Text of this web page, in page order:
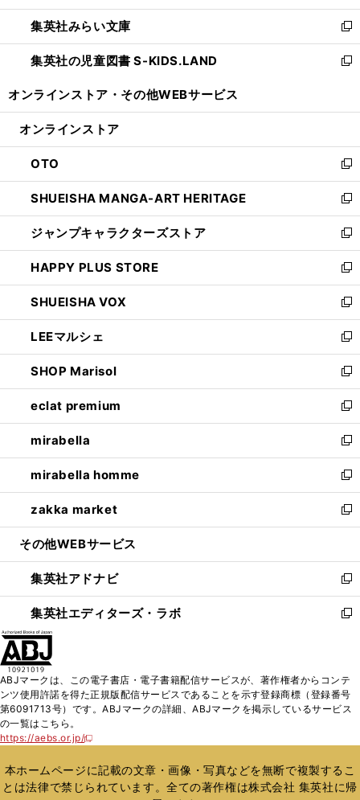
開
く
ウ
で
開
く
ン
ド
ウ
で
ウ
ィ
ン
ド
開
集英社みらい文庫
新
し
い
ン
ウ
で
開
く
集英社の児童図書 S-KIDS.LAND
新
ウ
ン
ド
ウ
で
開
く
オンラインストア・ その他WEBサービス
オンラインストア
OTO
新
し
い
ウ
ィ
ン
ド
ウ
で
開
く
SHUEISHA MANGA-ART HERITAGE
新
し
い
ウ
ィ
ン
ド
ウ
で
開
く
ジャンプキャラクターズストア
新
し
い
ウ
ィ
ン
ド
ウ
で
開
く
HAPPY PLUS STORE
新
し
い
ウ
ィ
ン
ド
ウ
で
開
く
SHUEISHA VOX
新
し
い
ウ
ィ
ン
ド
ウ
で
開
く
LEEマルシェ
新
し
い
ウ
ィ
ン
ド
ウ
で
開
く
SHOP Marisol
新
し
い
ウ
ィ
ン
ド
ウ
で
開
eclat premium
新
し
い
ウ
ィ
ン
ド
ウ
開
く
mirabella
新
し
い
ウ
ィ
ン
ウ
で
開
く
mirabella homme
新
し
い
ウ
ン
ド
ウ
で
zakka market
新
し
ウ
ィ
ン
ド
く
その他WEBサービス
集英社アドナビ
新
し
い
ド
ウ
で
集英社エディターズ・ラボ
新
ィ
ン
ド
開
く
ABJマークは、この電子書店・電子書籍配信サービスが、著作権者からコンテ
ンツ使用許諾を得た正規版配信サービスであることを示す登録商標（登録番号
第6091713号）です。ABJマークの詳細、ABJマークを掲示しているサービス
の一覧はこちら。
https://aebs.or.jp/
新
い
ウ
ィ
本ホームページに記載の文章・画像・写真などを無断で複製するこ
とは法律で禁じられています。全ての著作権は株式会社 集英社に帰